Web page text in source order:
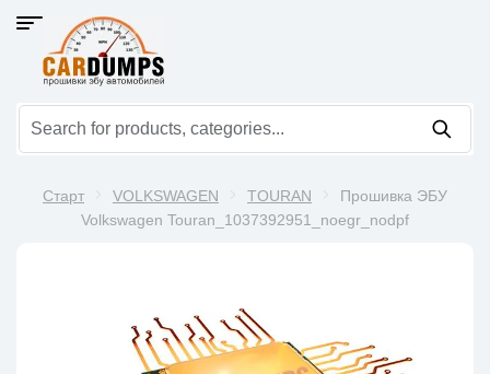
Старт VOLKSWAGEN TOURAN
Прошивка ЭБУ
Volkswagen Touran_1037392951_noegr_nodpf